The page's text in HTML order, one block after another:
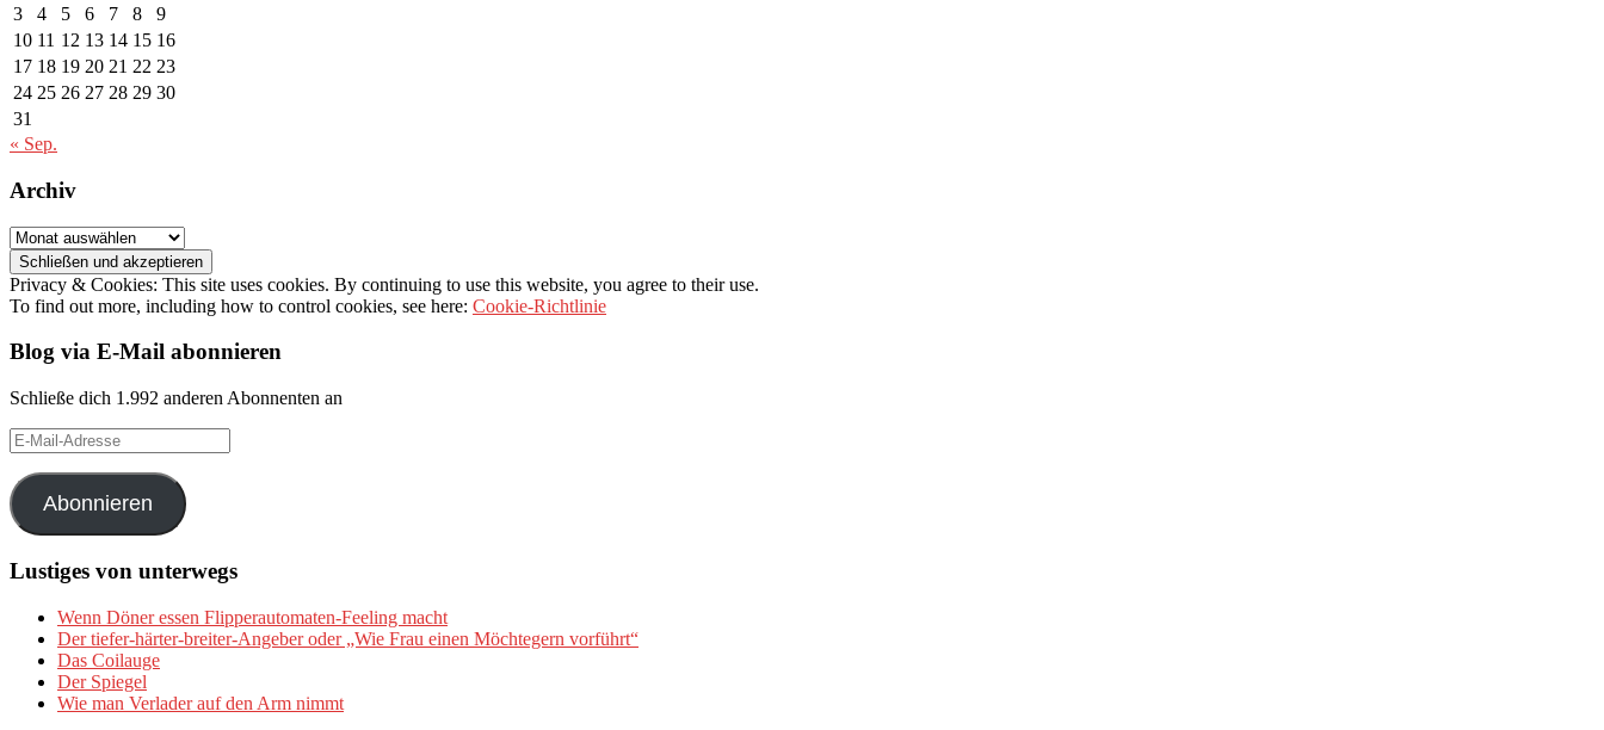
3
4 5 6 7 8
9
10 11 12 13 14 15 16
17 18 19 20 21 22 23
24 25 26 27 28 29 30
31
« Sep.
Archiv
Archiv
Privacy & Cookies: This site uses cookies. By continuing to use this website, you agree to their use.
To find out more, including how to control cookies, see here: Cookie-Richtlinie
Blog via E-Mail abonnieren
Schließe dich 1.992 anderen Abonnenten an
E-
Mail-
Adresse
Abonnieren
Lustiges von unterwegs
Wenn Döner essen Flipperautomaten-Feeling macht
Der tiefer-härter-breiter-Angeber oder „Wie Frau einen Möchtegern vorführt“
Das Coilauge
Der Spiegel
Wie man Verlader auf den Arm nimmt